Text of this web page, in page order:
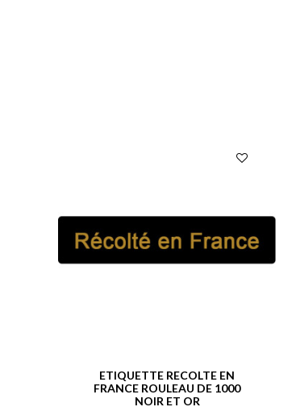
ETIQUETTE RECOLTE EN
FRANCE ROULEAU DE 1000
NOIR ET OR